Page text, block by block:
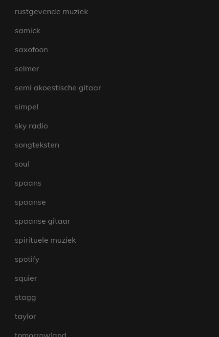
rustgevende muziek
samick
saxofoon
selmer
semi akoestische gitaar
simpel
sky radio
songteksten
soul
spaans
spaanse
spaanse gitaar
spirituele muziek
spotify
squier
stagg
taylor
tomorrowland